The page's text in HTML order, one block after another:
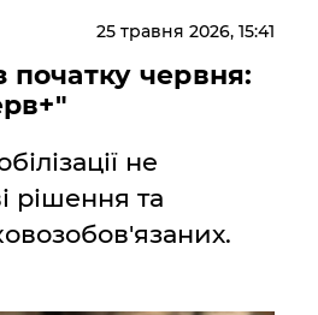
25 травня 2026, 15:41
початку червня:
не
рішення та